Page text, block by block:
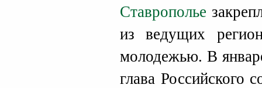
Ставрополье
из ведущих
молодежью. В
глава